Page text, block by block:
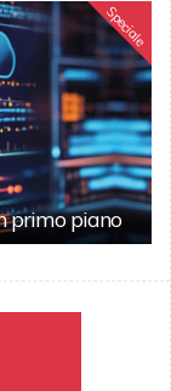
Speciale
primo piano